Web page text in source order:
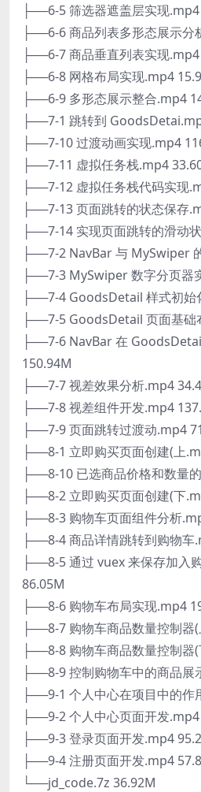
├──6-5 筛选器遮盖层实现
├──6-6 商品列表多形态展示分
├──6-7 商品垂直列表实现
├──6-8 网格布局实现.mp4
├──6-9 多形态展示整合.mp4
├──7-1 跳转到
├──7-10 过渡动画实现.mp4
├──7-11 虚拟任务栈.mp4
├──7-12 虚拟任务栈代码实现
├──7-13 页面跳转的状态保存
├──7-14 实现页面跳转的滑动
├──7-2 NavBar 与 MySwiper
├──7-3 MySwiper 数字分页器
├──7-4 GoodsDetail 样式初始
├──7-5 GoodsDetail 页面基础
├──7-6 NavBar 在
150.94M
├──7-7 视差效果分析.mp4
├──7-8 视差组件开发.mp4
├──7-9 页面跳转过渡动.mp4
├──8-1 立即购买页面创建(上
├──8-10 已选商品价格和数量
├──8-2 立即购买页面创建(下
├──8-3 购物车页面组件分析
├──8-4 商品详情跳转到购物车
├──8-5 通过 vuex 来保存加入
86.05M
├──8-6 购物车布局实现.mp4
├──8-7 购物车商品数量控制器
├──8-8 购物车商品数量控制器
├──8-9 控制购物车中的商品展
├──9-1 个人中心在项目中的作
├──9-2 个人中心页面开发
├──9-3 登录页面开发.mp4
├──9-4 注册页面开发.mp4
└──jd_code.7z 36.92M